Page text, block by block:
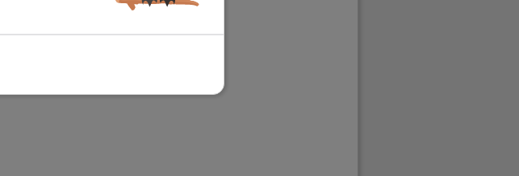
vermenigvuldig je alle aparte
van 10%
10%